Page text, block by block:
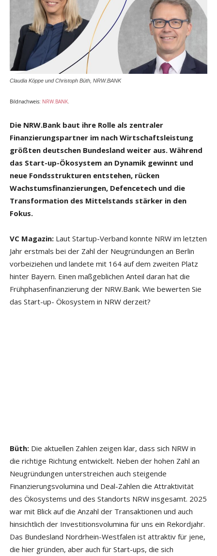
Claudia Köppe und Christoph Büth, NRW.BANK
Bildnachweis: NRW.BANK
Die NRW.Bank baut ihre Rolle als zentraler
Finanzierungspartner im nach Wirtschaftsleistung
größten deutschen Bundesland weiter aus. Während
das Start-up-Ökosystem an Dynamik gewinnt und
neue Fondsstrukturen entstehen, rücken
Wachstumsfinanzierungen, Defencetech und die
Transformation des Mittelstands stärker in den
Fokus.
VC Magazin: Laut Startup-Verband konnte NRW im letzten
Jahr erstmals bei der Zahl der Neugründungen an Berlin
vorbeiziehen und landete mit 164 auf dem zweiten Platz
hinter Bayern. Einen maßgeblichen Anteil daran hat die
Frühphasenfinanzierung der NRW.Bank. Wie bewerten Sie
das Start-up- Ökosystem in NRW derzeit?
Büth: Die aktuellen Zahlen zeigen klar, dass sich NRW in
die richtige Richtung entwickelt. Neben der hohen Zahl an
Neugründungen unterstreichen auch steigende
Finanzierungsvolumina und Deal-Zahlen die Attraktivität
des Ökosystems und des Standorts NRW insgesamt. 2025
war mit Blick auf die Anzahl der Transaktionen und auch
hinsichtlich der Investitionsvolumina für uns ein Rekordjahr.
Das Bundesland Nordrhein-Westfalen ist attraktiv für jene,
die hier gründen, aber auch für Start-ups, die sich